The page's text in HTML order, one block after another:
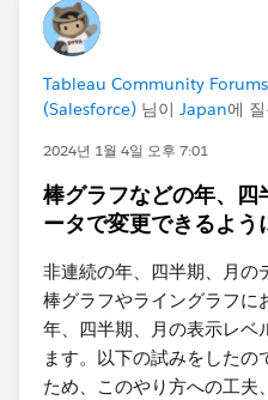
Tableau Community
(Salesforce) 님이 Japan에
2024년 1월 4일 오후 7:01
棒グラフなどの年、四
ータで変更できるよう
非連続の年、四半期、月の
棒グラフやライングラフに
年、四半期、月の表示レベ
ます。以下の試みをしたの
ため、このやり方への工夫